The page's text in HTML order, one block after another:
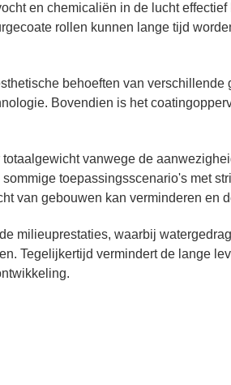
en chemicaliën in de lucht
rollen kunnen lange tijd
behoeften van
Bovendien is het
vanwege de
toepassingsscenario's met
van gebouwen kan verminderen en
milieuprestaties, waarbij
Tegelijkertijd vermindert de lange